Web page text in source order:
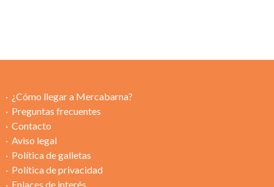
¿Cómo llegar a Mercabarna?
Preguntas frecuentes
Contacto
Aviso legal
Política de galletas
Política de privacidad
Enlaces de interés